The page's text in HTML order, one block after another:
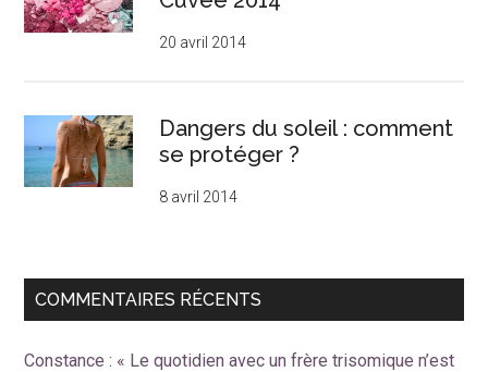
20 avril 2014
Dangers du soleil : comment
se protéger ?
8 avril 2014
COMMENTAIRES RÉCENTS
Constance : « Le quotidien avec un frère trisomique n’est